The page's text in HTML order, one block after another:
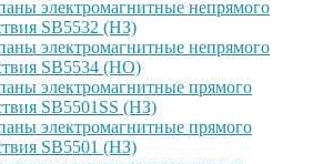
электромагнитные непрямого
SB5532 (НЗ)
электромагнитные непрямого
SB5534 (НО)
электромагнитные прямого
SB5501SS (НЗ)
электромагнитные прямого
SB5501 (НЗ)